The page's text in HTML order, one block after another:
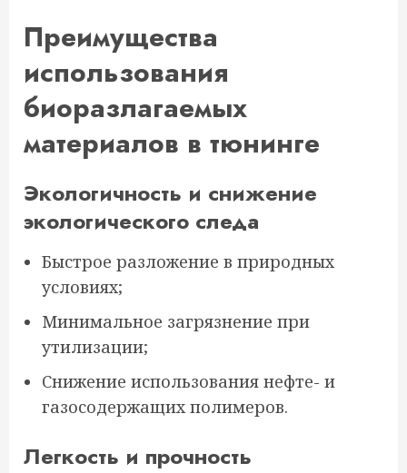
Преимущества
использования
биоразлагаемых
материалов в тюнинге
Экологичность и снижение
экологического следа
Быстрое разложение в природных
условиях;
Минимальное загрязнение при
утилизации;
Снижение использования нефте- и
газосодержащих полимеров.
Легкость и прочность